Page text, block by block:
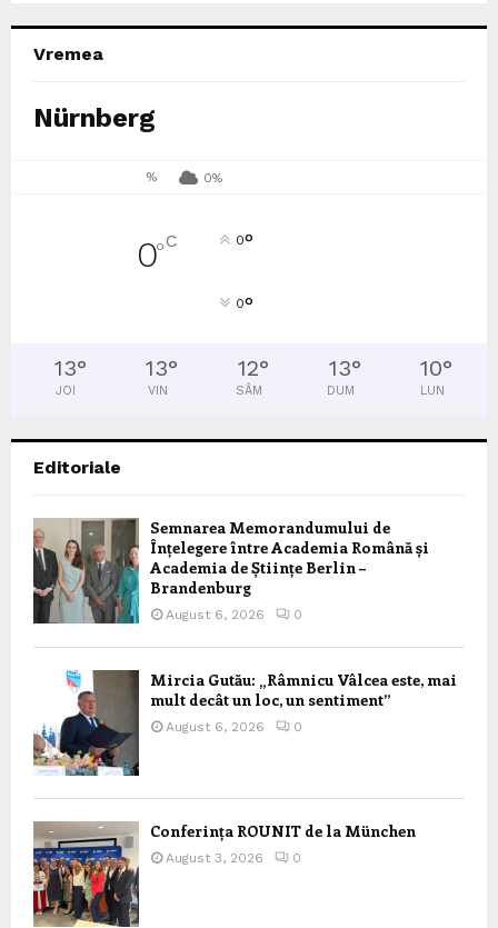
Vremea
Nürnberg
% 0%
0°C 0°
0°
13°
JOI
13°
VIN
12°
SÂM
13°
DUM
10°
LUN
Editoriale
Semnarea Memorandumului de
Înțelegere între Academia Română și
Academia de Științe Berlin –
Brandenburg
August 6, 2026 0
Mircia Gutău: „Râmnicu Vâlcea este, mai
mult decât un loc, un sentiment”
August 6, 2026 0
Conferința ROUNIT de la München
August 3, 2026 0